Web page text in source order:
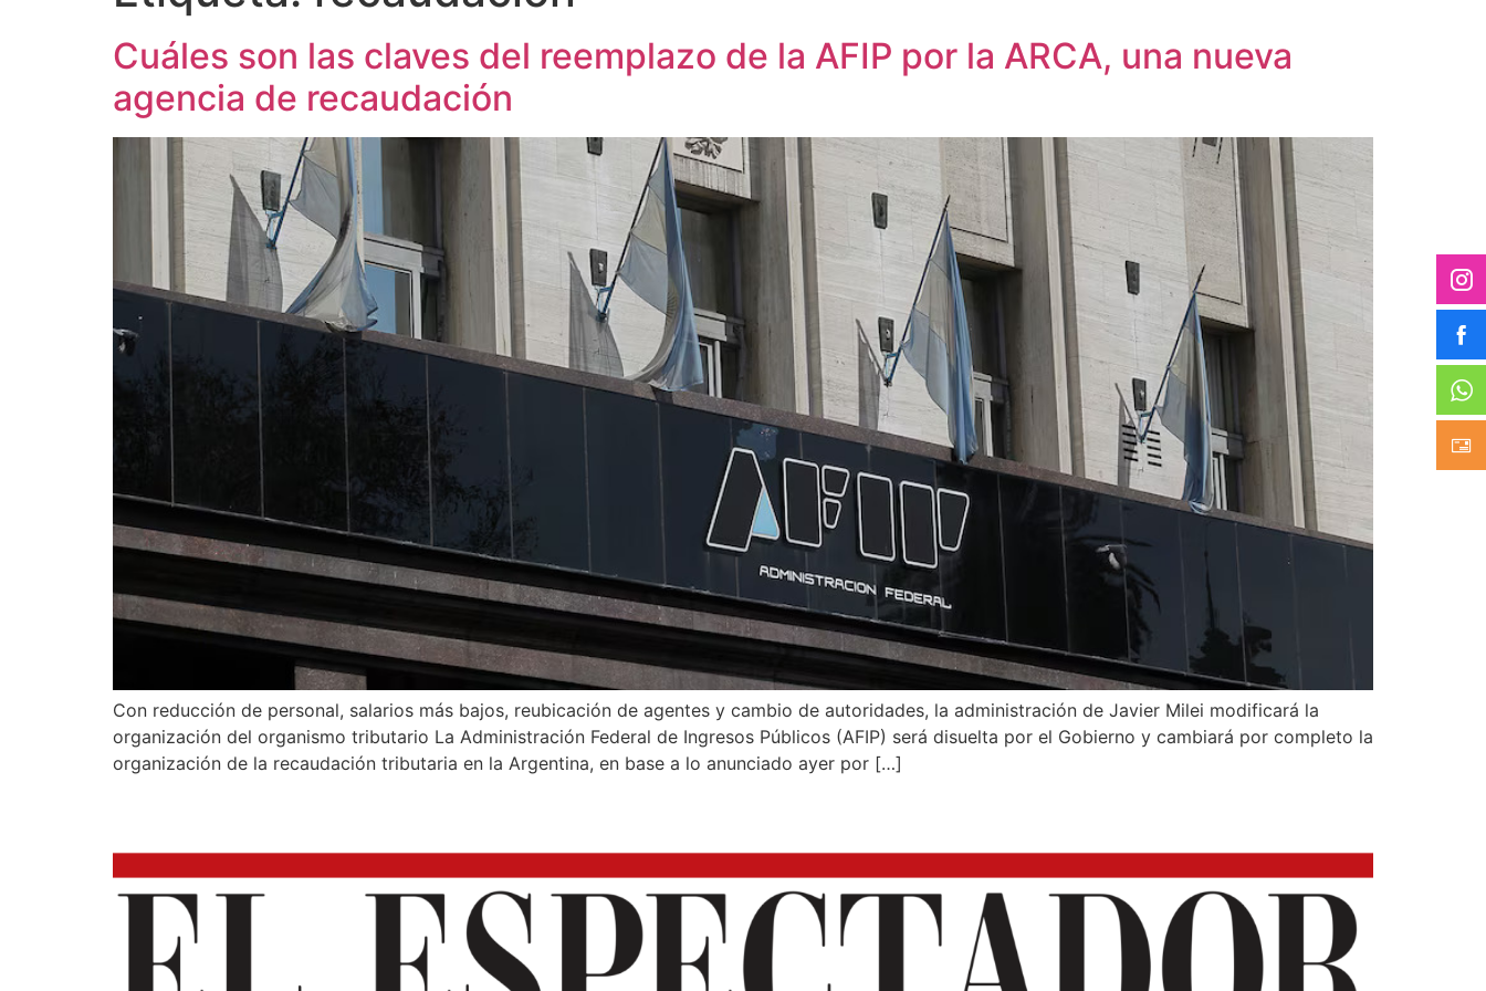
Cuáles son las claves del reemplazo de la AFIP por la ARCA, una nueva
agencia de recaudación
Con reducción de personal, salarios más bajos, reubicación de agentes y cambio de autoridades, la administración de Javier Milei modificará la
organización del organismo tributario La Administración Federal de Ingresos Públicos (AFIP) será disuelta por el Gobierno y cambiará por completo la
organización de la recaudación tributaria en la Argentina, en base a lo anunciado ayer por […]